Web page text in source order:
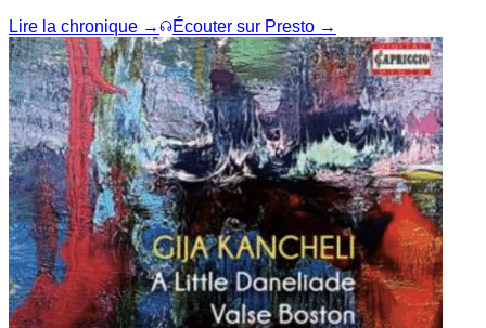
Lire la chronique →
Écouter sur Presto →